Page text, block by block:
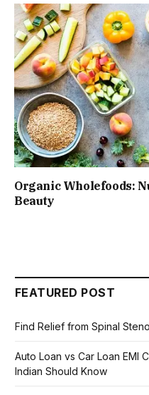
Organic Wholefoods:
Beauty
FEATURED POST
Find Relief from Spinal
Auto Loan vs Car Loan EMI
Indian Should Know